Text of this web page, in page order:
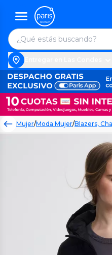
Mujer/Moda Mujer/Blazers,